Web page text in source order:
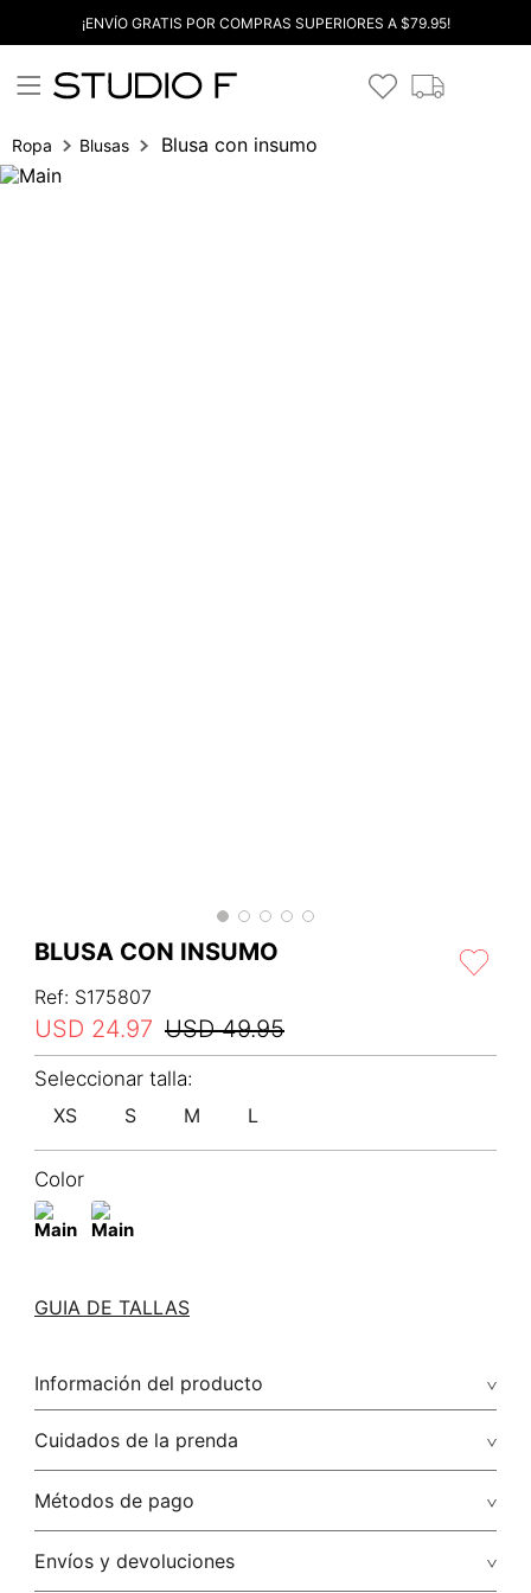
¡ENVÍO GRATIS POR COMPRAS SUPERIORES A $79.95!
Ropa Blusas Blusa con insumo
BLUSA CON INSUMO
Ref: S175807
USD 49.95
USD 24.97
XS S M L
Color
GUIA DE TALLAS
Información del producto
58.00% viscosa/viscose42.00% rayón/rayon
Cuidados de la prenda
Lavar a mano por separado / no dejar en remojo / no
Métodos de pago
Tarjetas de crédito: Visa, Dinners, Master Card y American
Envíos y devoluciones